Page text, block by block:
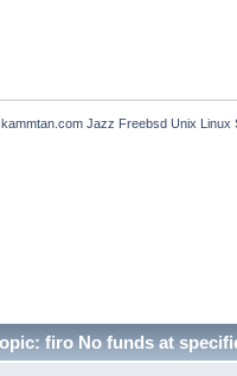
Jazz Freebsd Unix Linux
firo No funds at